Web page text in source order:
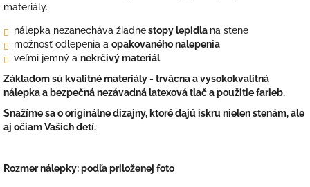
materiály.
nálepka nezanecháva žiadnestopy lepidla na stene
možnosť odlepenia a opakovaného nalepenia
veľmi jemný a nekrčivý materiál
Základom sú kvalitné materiály - trvácna a vysokokvalitná
nálepka a bezpečná nezávadná latexová tlač a použitie farieb.
Snažíme sa o originálne dizajny, ktoré dajú iskru nielen stenám, ale
aj očiam Vašich detí.
Rozmer nálepky: podľa priloženej foto